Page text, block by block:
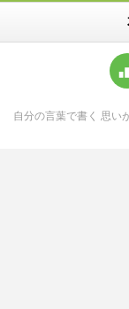
自分の言葉で書く 思い